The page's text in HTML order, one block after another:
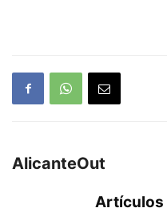
AlicanteOut
Artículos